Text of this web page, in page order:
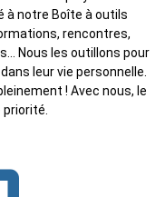
à notre Boîte à outils
rencontres,
Nous les outillons pour
leur vie personnelle.
! Avec nous, le
priorité.